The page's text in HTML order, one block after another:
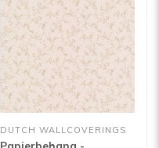
DUTCH WALLCOVERINGS